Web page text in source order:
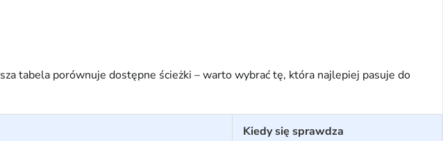
tabela porównuje dostępne ścieżki – warto wybrać tę, która najlepiej pasuje do
Kiedy się sprawdza